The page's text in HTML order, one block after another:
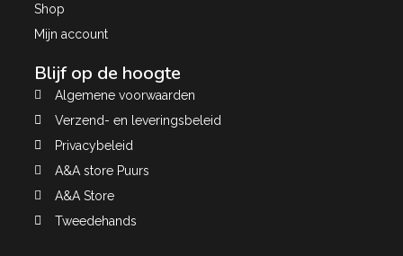
Shop
Mijn account
Blijf op de hoogte
Algemene voorwaarden
Verzend- en leveringsbeleid
Privacybeleid
A&A store Puurs
A&A Store
Tweedehands